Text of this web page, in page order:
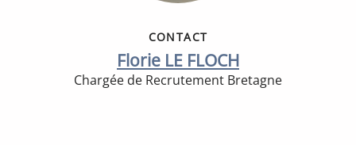
CONTACT
Florie LE FLOCH
Chargée de Recrutement Bretagne